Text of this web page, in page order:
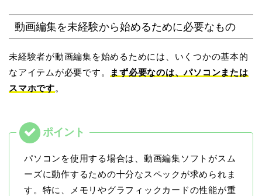
動画編集を未経験から始めるために必要なもの
未経験者が動画編集を始めるためには、いくつかの基本的
なアイテムが必要です。 まず必要なのは、パソコンまたは
スマホです。
パソコンを使用する場合は、動画編集ソフトがスム
ーズに動作するための十分なスペックが求められま
す。特に、メモリやグラフィックカードの性能が重